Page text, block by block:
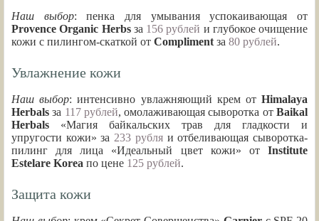
Наш выбор: пенка для умывания успокаивающая от
Provence Organic Herbsза 156 рублей и глубокое очищение
кожи с пилингом-скаткой от Compliment за 80 рублей.
Увлажнение кожи
Наш выбор: интенсивно увлажняющий крем отHimalaya
Herbals за 117 рублей, омолаживающая сыворотка отBaikal
Herbals «Магия байкальских трав для гладкости и
упругости кожи» за 233 рубляи отбеливающая сыворотка-
пилинг для лица «Идеальный цвет кожи» от Institute
Estelare Korea по цене 125 рублей.
Защита кожи